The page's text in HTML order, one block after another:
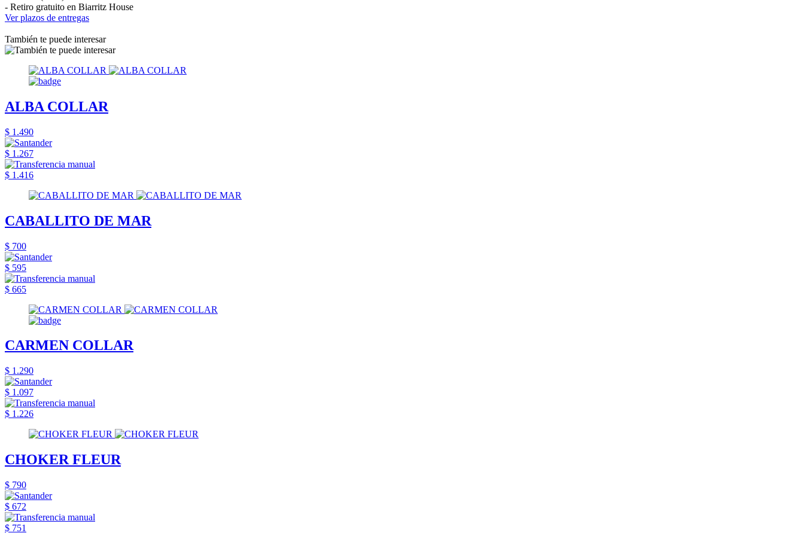
- Retiro gratuito en Biarritz House
Ver plazos de entregas
También te puede interesar
ALBA COLLAR
$ 1.490
$ 1.267
$ 1.416
CABALLITO DE MAR
$ 700
$ 595
$ 665
CARMEN COLLAR
$ 1.290
$ 1.097
$ 1.226
CHOKER FLEUR
$ 790
$ 672
$ 751